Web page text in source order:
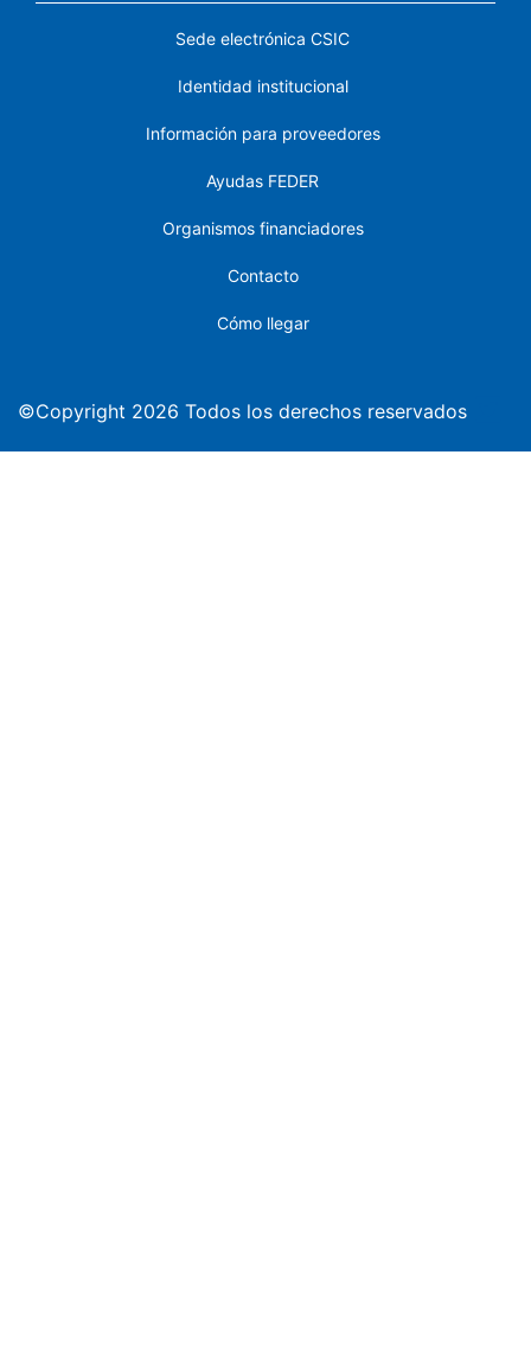
Sede electrónica CSIC
Identidad institucional
Información para proveedores
Ayudas FEDER
Organismos financiadores
Contacto
Cómo llegar
©Copyright 2026 Todos los derechos reservados